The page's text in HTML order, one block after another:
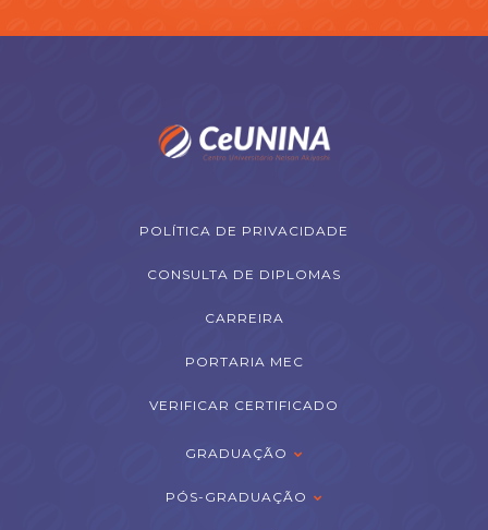
POLÍTICA DE PRIVACIDADE
CONSULTA DE DIPLOMAS
CARREIRA
PORTARIA MEC
VERIFICAR CERTIFICADO
GRADUAÇÃO
PÓS-GRADUAÇÃO